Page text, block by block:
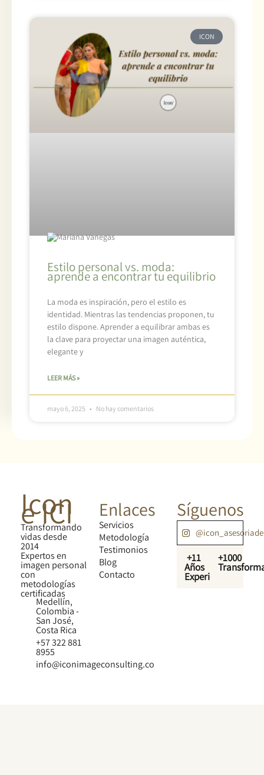
ICON
Estilo personal vs. moda:
aprende a encontrar tu equilibrio
La moda es inspiración, pero el estilo es
identidad. Mientras las tendencias proponen, tu
estilo dispone. Aprender a equilibrar ambas es
la clave para proyectar una imagen auténtica,
elegante y
LEER MÁS »
mayo 6, 2025 No hay comentarios
Icon
e ICI
Transformando
vidas desde
2014
Expertos en
imagen personal
con
metodologías
certificadas
Medellín,
Colombia -
San José,
Costa Rica
+57 322 881
8955
info@iconimageconsulting.co
Enlaces
Servicios
Metodología
Testimonios
Blog
Contacto
Síguenos
+11
Años
Experiencia
+1000